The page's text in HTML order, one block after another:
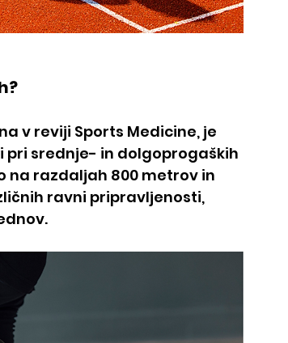
v reviji Sports Medicine, je
srednje- in dolgoprogaških
na razdaljah 800 metrov in
ravni pripravljenosti,